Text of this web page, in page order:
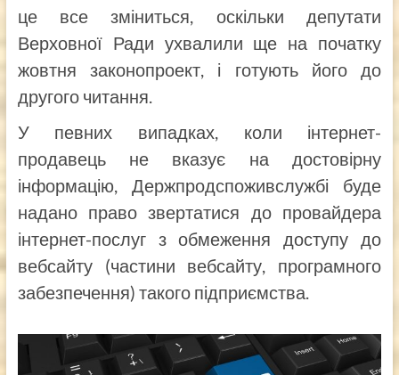
це все зміниться, оскільки депутати
Верховної Ради ухвалили ще на початку
жовтня законопроект, і готують його до
другого читання.
У певних випадках, коли інтернет-
продавець не вказує на достовірну
інформацію, Держпродспоживслужбі буде
надано право звертатися до провайдера
інтернет-послуг з обмеження доступу до
вебсайту (частини вебсайту, програмного
забезпечення) такого підприємства.